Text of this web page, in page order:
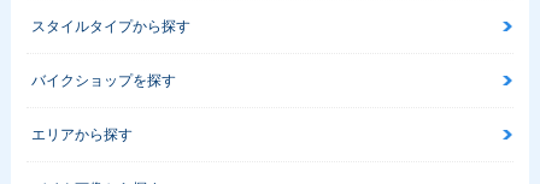
ンジ
スタイルタイプから探す
バイクショップを探す
エリアから探す